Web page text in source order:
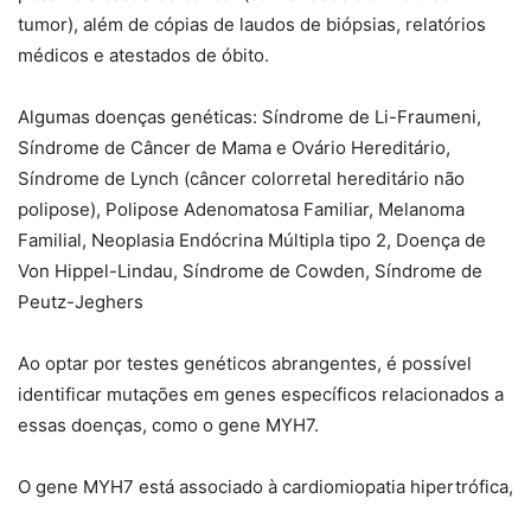
tumor), além de cópias de laudos de biópsias, relatórios
médicos e atestados de óbito.
Algumas doenças genéticas: Síndrome de Li-Fraumeni,
Síndrome de Câncer de Mama e Ovário Hereditário,
Síndrome de Lynch (câncer colorretal hereditário não
polipose), Polipose Adenomatosa Familiar, Melanoma
Familial, Neoplasia Endócrina Múltipla tipo 2, Doença de
Von Hippel-Lindau, Síndrome de Cowden, Síndrome de
Peutz-Jeghers
Ao optar por testes genéticos abrangentes, é possível
identificar mutações em genes específicos relacionados a
essas doenças, como o gene MYH7.
O gene MYH7 está associado à cardiomiopatia hipertrófica,